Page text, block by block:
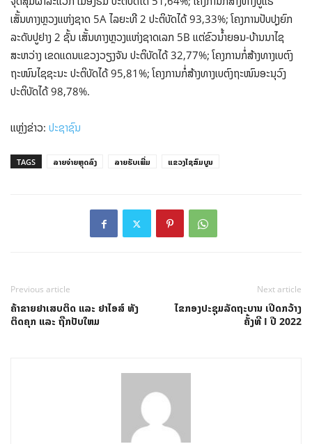
ເສັ້ນທາງຫຼວງແຫ່ງຊາດ 5A ໄລ​ຍະທີ 2 ປະຕິບັດໄດ້ 93,33%; ໂຄງການປັບປຸງຍົກ
ລະດັບປູຢາງ 2 ຊັ້ນ ເສັ້ນທາງຫຼວງແຫ່ງຊາດເລກ 5B ແຕ່ຂົວນ້ຳຍອນ-ບ້ານນາໄຊ
ສະຫວ່າງ ເຂດແດນແຂວງວຽງຈັນ ປະຕິບັດໄດ້ 32,77%; ໂຄງການກໍ່ສ້າງທາງເບຕົງ
ຖະໜົນໄຊຊະນະ ປະຕິບັດໄດ້ 95,81%; ໂຄງການກໍ່ສ້າງທາງເບຕົງຖະໜົນອະນຸວົງ
ປະຕິບັດໄດ້ 98,78%.
ແຫຼ່ງຂ່າວ: ປະຊາຊົນ
TAGS ລາຍຈ່າຍຫຼຸດລົງ ລາຍຮັບເພີ່ມ ແຂວງໄຊສົມບູນ
Previous article
ຄ້າຂາຍຢາເສບຕິດ ແລະ ຢາໄອສ໌ ທັງ
ຕິດຄຸກ ແລະ ຖືກປັບໃຫມ
Next article
ໄຂກອງປະຊຸມລັດຖະບານ ເປີດກວ້າງ
ຄັ້ງທີ I ປີ 2022​​​